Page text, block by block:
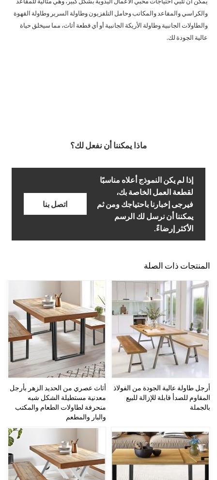
والكراسي والمقاعد والمكاتب وحامل التلفزيون وطاولة السرير وطاولة القهوة
والطاولات الجانبية وطاولة الأريكة الجانبية أو أي قطعة أثاث، مما سيخلق حياة
عالية الجودة لك.
ماذا يمكننا أن نفعل لك؟
إذا لم يكن النموذج أعلاه مناسبًا
لقطعة العمل الخاصة بك،
فيرجى إخبارنا باحتياجك ومن ثم
يمكننا أن نرسل لك الرسم
الأكثر إرضاءً.
اتصل بنا
المنتجات ذات الصلة
أرجل طاولة عالية الجودة من الفولاذ
المقاوم للصدأ قابلة للإزالة للبيع
بالجملة
أثاث عصري من الحديد الزهر بأرجل
معدنية مستطيلة الشكل شبه
منحرفة لطاولات الطعام والمكتب
والبار والمطعم